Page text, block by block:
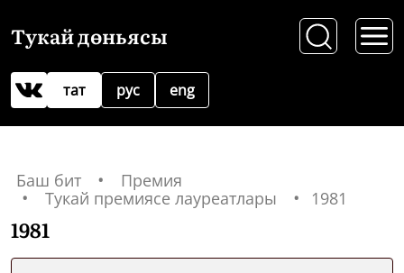
Тукай дөньясы
рус
тат eng
Баш бит
Премия
Тукай премиясе лауреатлары
1981
1981